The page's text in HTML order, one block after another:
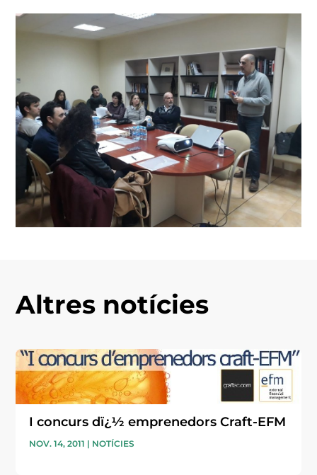
Altres notícies
I concurs dï¿½ emprenedors Craft-EFM
NOV. 14, 2011 | NOTÍCIES